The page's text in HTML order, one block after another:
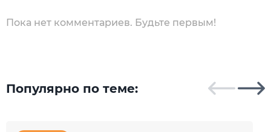
Пока нет комментариев. Будьте первым!
Популярно по теме: